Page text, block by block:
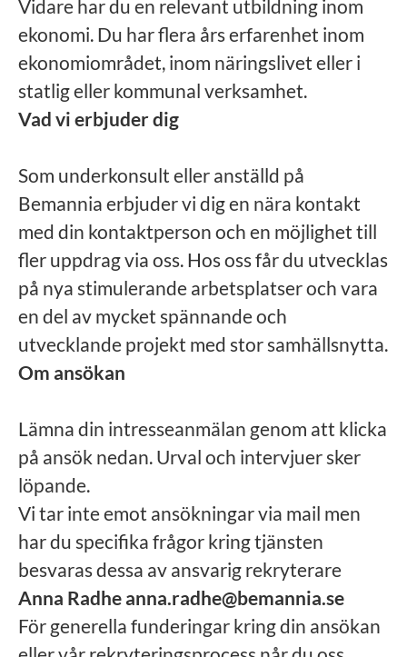
Vidare har du en relevant utbildning inom
ekonomi. Du har flera års erfarenhet inom
ekonomiområdet, inom näringslivet eller i
statlig eller kommunal verksamhet.
Vad vi erbjuder dig
Som underkonsult eller anställd på
Bemannia erbjuder vi dig en nära kontakt
med din kontaktperson och en möjlighet till
fler uppdrag via oss. Hos oss får du utvecklas
på nya stimulerande arbetsplatser och vara
en del av mycket spännande och
utvecklande projekt med stor samhällsnytta.
Om ansökan
Lämna din intresseanmälan genom att klicka
på ansök nedan. Urval och intervjuer sker
löpande.
Vi tar inte emot ansökningar via mail men
har du specifika frågor kring tjänsten
besvaras dessa av ansvarig rekryterare
Anna Radhe anna.radhe@bemannia.se
För generella funderingar kring din ansökan